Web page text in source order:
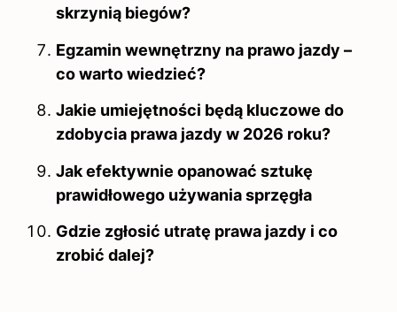
skrzynią biegów?
Egzamin wewnętrzny na prawo jazdy –
co warto wiedzieć?
Jakie umiejętności będą kluczowe do
zdobycia prawa jazdy w 2026 roku?
Jak efektywnie opanować sztukę
prawidłowego używania sprzęgła
Gdzie zgłosić utratę prawa jazdy i co
zrobić dalej?